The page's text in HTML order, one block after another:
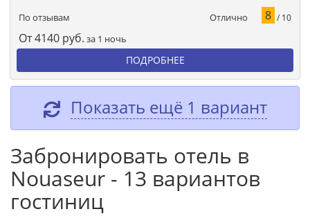
По отзывам Отлично 8 / 10
От4140 руб. за 1 ночь
ПОДРОБНЕЕ
Показать ещё 1 вариант
Забронировать отель в
Nouaseur - 13 вариантов
гостиниц